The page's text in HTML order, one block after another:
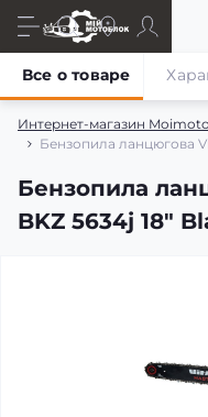
Интернет-магазин
Бензопила ланцюгова
Бензопила
BKZ 5634j 18"
Все о товаре